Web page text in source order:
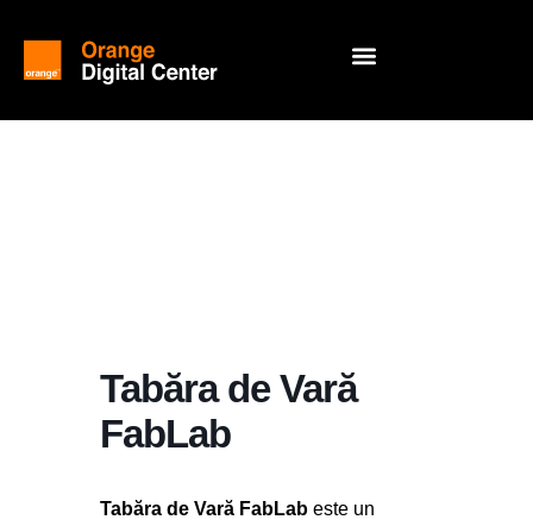
Tabăra de Vară
FabLab
Tabăra de Vară FabLab este un